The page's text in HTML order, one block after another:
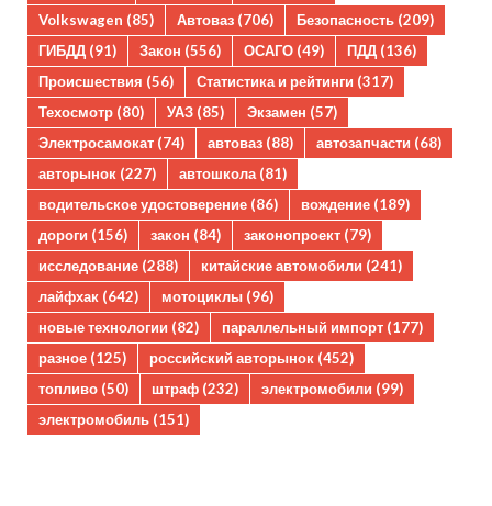
Volkswagen (85) Автоваз (706) Безопасность (209)
ГИБДД (91) Закон (556) ОСАГО (49) ПДД (136)
Происшествия (56) Статистика и рейтинги (317)
Техосмотр (80) УАЗ (85) Экзамен (57)
Электросамокат (74) автоваз (88) автозапчасти (68)
авторынок (227) автошкола(81)
водительское удостоверение (86) вождение (189)
дороги (156) закон (84) законопроект (79)
исследование (288) китайские автомобили (241)
лайфхак (642) мотоциклы (96)
новые технологии (82) параллельный импорт (177)
разное (125) российский авторынок (452)
топливо (50) штраф (232) электромобили (99)
электромобиль (151)